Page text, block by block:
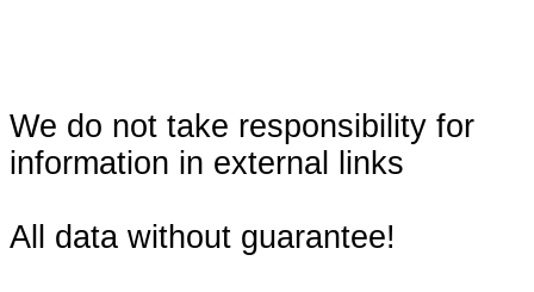
We do not take responsibility for
information in external links
All data without guarantee!